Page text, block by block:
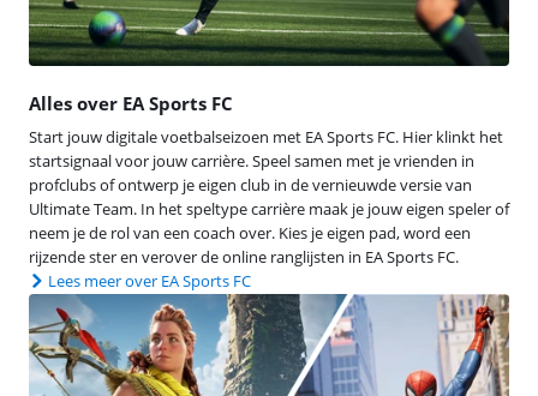
Alles over EA Sports FC
Start jouw digitale voetbalseizoen met EA Sports FC. Hier klinkt het
startsignaal voor jouw carrière. Speel samen met je vrienden in
profclubs of ontwerp je eigen club in de vernieuwde versie van
Ultimate Team. In het speltype carrière maak je jouw eigen speler of
neem je de rol van een coach over. Kies je eigen pad, word een
rijzende ster en verover de online ranglijsten in EA Sports FC.
Lees meer over EA Sports FC